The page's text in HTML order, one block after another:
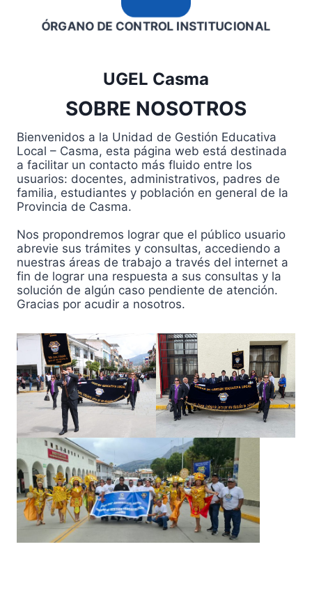
ÓRGANO DE CONTROL INSTITUCIONAL
UGEL Casma
SOBRE NOSOTROS
Bienvenidos a la Unidad de Gestión Educativa
Local – Casma, esta página web está destinada
a facilitar un contacto más fluido entre los
usuarios: docentes, administrativos, padres de
familia, estudiantes y población en general de la
Provincia de Casma.
Nos propondremos lograr que el público usuario
abrevie sus trámites y consultas, accediendo a
nuestras áreas de trabajo a través del internet a
fin de lograr una respuesta a sus consultas y la
solución de algún caso pendiente de atención.
Gracias por acudir a nosotros.